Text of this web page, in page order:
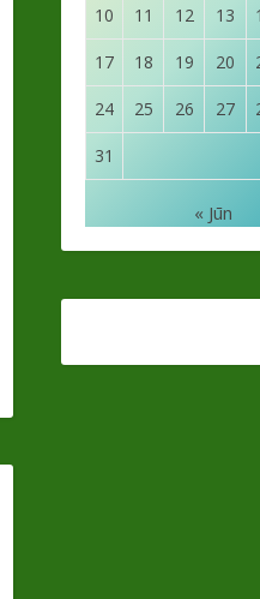
10 11 12 13
17 18 19 20
24 25 26 27
31
« Jūn